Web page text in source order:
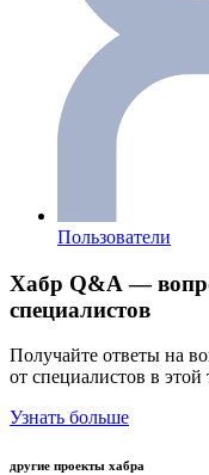
Пользователи
Хабр Q&A —
специалистов
Получайте ответы на
от специалистов в этой
Узнать больше
другие проекты хабра